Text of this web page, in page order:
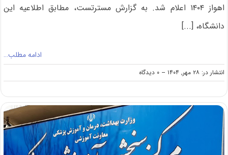
اهواز ۱۴۰۴ اعلام شد. به گزارش مسترتست، مطابق اطلاعیه این
دانشگاه، [...]
ادامه مطلب…
انتشار در: ۲۸ مهر, ۱۴۰۴ -- ۰ دیدگاه
on
شهریه
شبانه
دانشگاه
شهید
چمران
اهواز
۱۴۰۴